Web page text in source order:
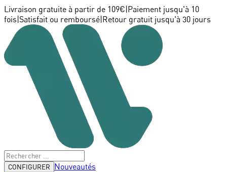
Livraison gratuite à partir de 109€ Paiement jusqu'à 10
fois Satisfait ou remboursé Retour gratuit jusqu'à 30 jours
CONFIGURER
Nouveautés